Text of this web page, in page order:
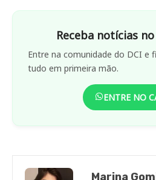
Receba notícias
Entre na comunidade do DCI e
tudo em primeira mão.
ENTRE NO
Marina